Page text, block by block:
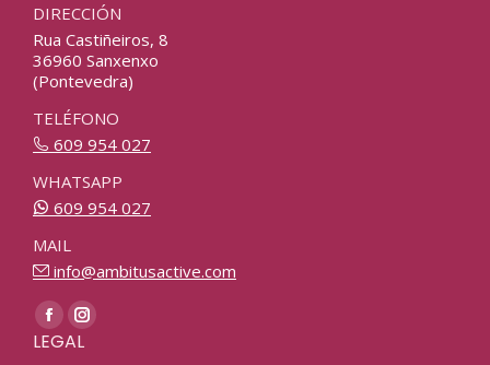
DIRECCIÓN
Rua Castiñeiros, 8
36960 Sanxenxo
(Pontevedra)
TELÉFONO
609 954 027
WHATSAPP
609 954 027
MAIL
info@ambitusactive.com
Find us on:
FacebookInstagram
LEGAL